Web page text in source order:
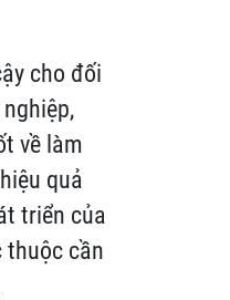
cho đối
về làm
quả
triển của
thuộc cần